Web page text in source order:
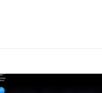
probar distribuciones